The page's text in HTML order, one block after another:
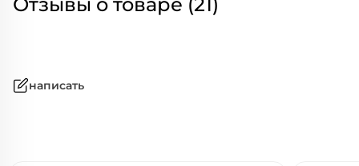
Отзывы о товаре (21)
написать